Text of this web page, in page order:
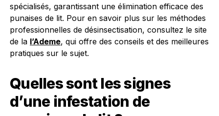
spécialisés, garantissant une élimination efficace des
punaises de lit. Pour en savoir plus sur les méthodes
professionnelles de désinsectisation, consultez le site
de la l’Ademe, qui offre des conseils et des meilleures
pratiques sur le sujet.
Quelles sont les signes
d’une infestation de